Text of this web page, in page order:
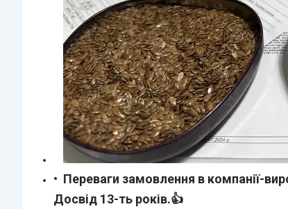
Переваги замовлення в компанії-
Досвід 13-ть років.👍